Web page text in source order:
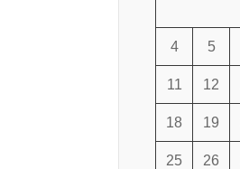
4 5
11 12
18 19
25 26